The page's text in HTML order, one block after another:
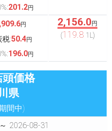
201.2円
円
税:50.4円
196.0円
2,156.0 円
(119.81L)
頭価格
県
間中)
2026-08-31